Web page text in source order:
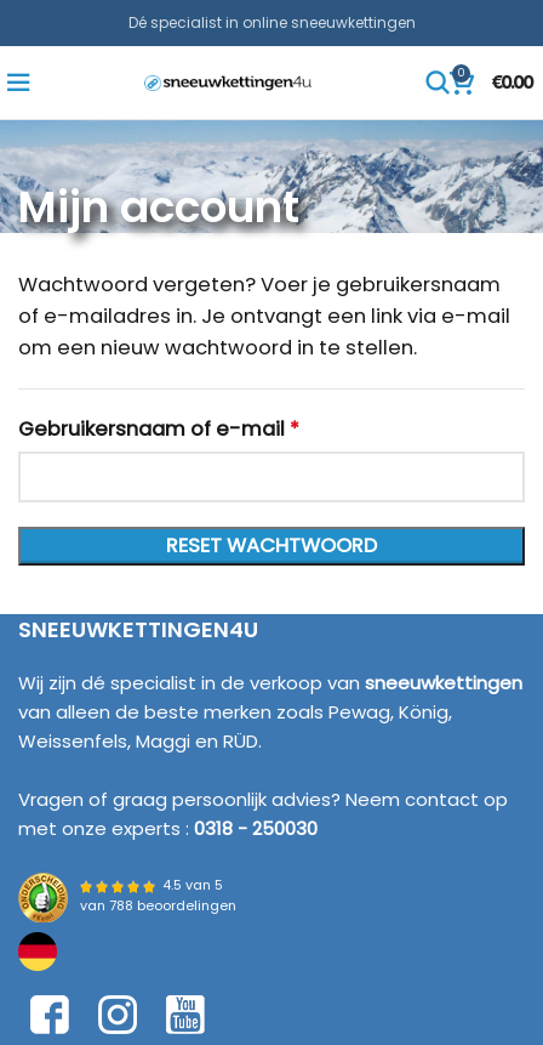
Dé specialist in online sneeuwkettingen
0
€0.00
Mijn account
Wachtwoord vergeten? Voer je gebruikersnaam
of e-mailadres in. Je ontvangt een link via e-mail
om een nieuw wachtwoord in te stellen.
Gebruikersnaam of e-mail *
RESET WACHTWOORD
SNEEUWKETTINGEN4U
Wij zijn dé specialist in de verkoop van sneeuwkettingen
van alleen de beste merken zoals Pewag, König,
Weissenfels, Maggi en RÜD.
Vragen of graag persoonlijk advies? Neem contact op
met onze experts : 0318 - 250030
4.5 van 5
van 788 beoordelingen